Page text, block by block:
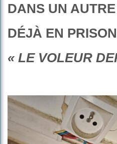
DANS UN
DÉJÀ EN
« LE VOLEUR